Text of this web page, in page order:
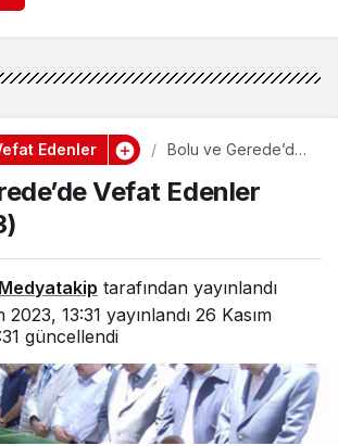
Edenler
Bolu ve Gerede’de
(26.11.2023)
Vefat Edenler
tarafından yayınlandı
2023, 13:31 yayınlandı 26 Kasım
güncellendi